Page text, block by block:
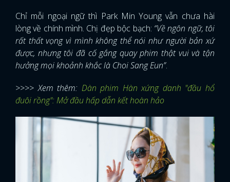
Chỉ mỗi ngoại ngữ thì Park Min Young vẫn chưa hài
lòng về chính mình. Chị đẹp bộc bạch: “Về ngôn ngữ, tôi
rất thất vọng vì mình không thể nói như người bản xứ
được, nhưng tôi đã cố gắng quay phim thật vui và tận
hưởng mọi khoảnh khắc là Choi Sang Eun”.
>>>> Xem thêm: Dàn phim Hàn xứng danh "đầu hổ
đuôi rồng": Mở đầu hấp dẫn kết hoàn hảo